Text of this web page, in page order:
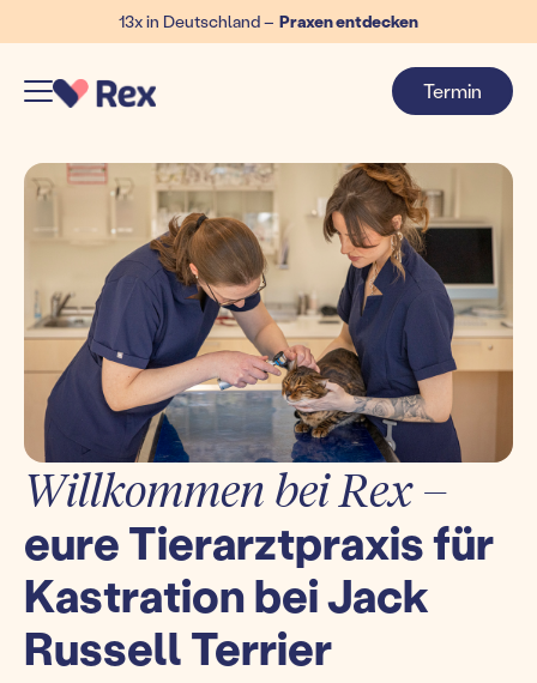
13x in Deutschland – Praxen entdecken
Termin
Willkommen bei Rex –
eure Tierarztpraxis für
Kastration bei Jack
Russell Terrier